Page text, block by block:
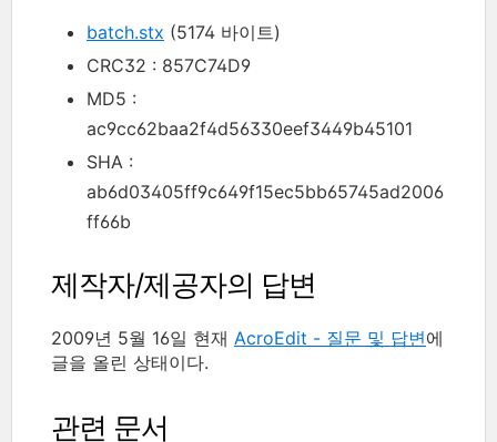
batch.stx (5174 바이트)
CRC32 : 857C74D9
MD5 :
ac9cc62baa2f4d56330eef3449b45101
SHA :
ab6d03405ff9c649f15ec5bb65745ad2006
ff66b
제작자/제공자의 답변
2009년 5월 16일 현재 AcroEdit - 질문 및 답변에
글을 올린 상태이다.
관련 문서